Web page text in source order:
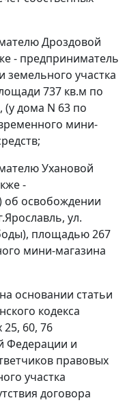
Дроздовой
- предприниматель
участка
737 кв.м по
(у дома N 63 по
мини-
Ухановой
-
об освобождении
ул.
площадью 267
мини-магазина
основании статьи
кодекса
25, 60, 76
Федерации и
правовых
участка
договора